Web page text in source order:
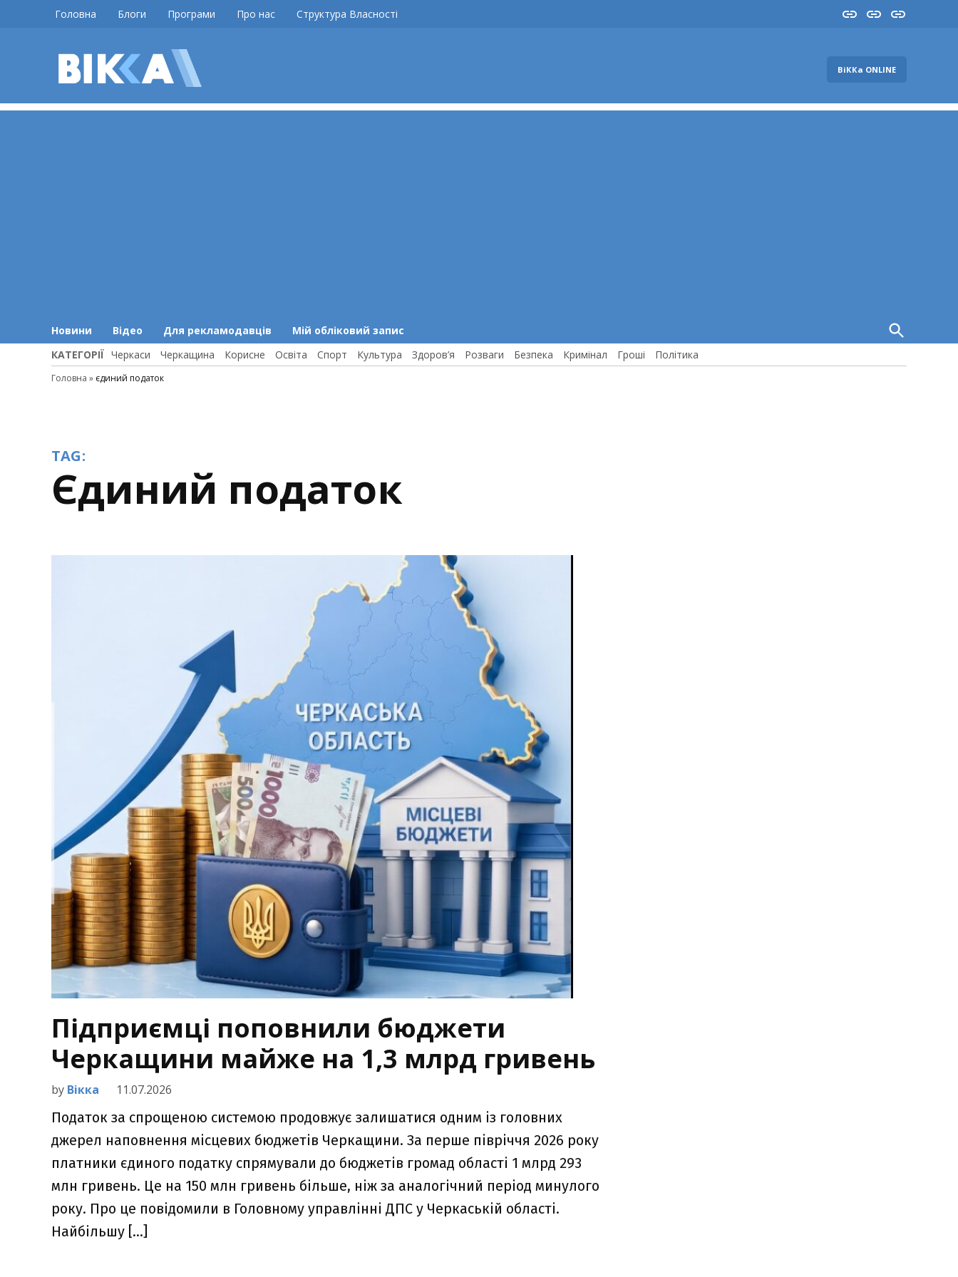
Головна Блоги Програми Про нас Структура Власності InstaYouTube
FB
ВіККа ONLINE
Новини Відео Для рекламодавців Мій обліковий запис
Open
Search
КАТЕГОРІЇ Черкаси Черкащина Корисне Освіта Спорт Культура Здоров’я Розваги Безпека Кримінал Гроші Політика
Головна » єдиний податок
TAG:
єдиний податок
Підприємці поповнили бюджети
Черкащини майже на 1,3 млрд гривень
by Вікка 11.07.2026
Податок за спрощеною системою продовжує залишатися одним із головних
джерел наповнення місцевих бюджетів Черкащини. За перше півріччя 2026 року
платники єдиного податку спрямували до бюджетів громад області 1 млрд 293
млн гривень. Це на 150 млн гривень більше, ніж за аналогічний період минулого
року. Про це повідомили в Головному управлінні ДПС у Черкаській області.
Найбільшу […]